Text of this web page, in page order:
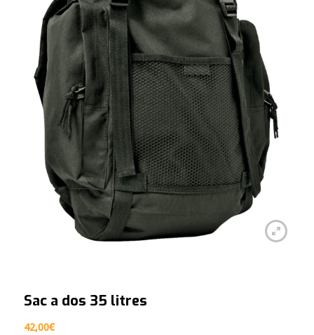
Sac a dos 35 litres
42,00€